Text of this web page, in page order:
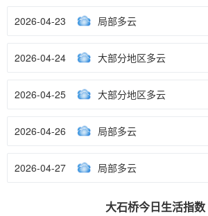
2026-04-23 局部多云
2026-04-24 大部分地区多云
2026-04-25 大部分地区多云
2026-04-26 局部多云
2026-04-27 局部多云
大石桥今日生活指数